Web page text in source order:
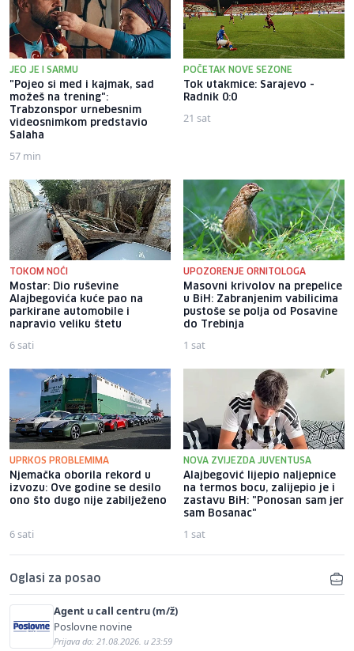
JEO JE I SARMU
"Pojeo si med i kajmak, sad
možeš na trening":
Trabzonspor urnebesnim
videosnimkom predstavio
Salaha
57 min
POČETAK NOVE SEZONE
Tok utakmice: Sarajevo -
Radnik 0:0
21 sat
TOKOM NOĆI
Mostar: Dio ruševine
Alajbegovića kuće pao na
parkirane automobile i
napravio veliku štetu
6 sati
UPOZORENJE ORNITOLOGA
Masovni krivolov na prepelice
u BiH: Zabranjenim vabilicima
pustoše se polja od Posavine
do Trebinja
1 sat
UPRKOS PROBLEMIMA
Njemačka oborila rekord u
izvozu: Ove godine se desilo
ono što dugo nije zabilježeno
6 sati
NOVA ZVIJEZDA JUVENTUSA
Alajbegović lijepio naljepnice
na termos bocu, zalijepio je i
zastavu BiH: "Ponosan sam jer
sam Bosanac"
1 sat
Oglasi za posao
Agent u call centru (m/ž)
Poslovne novine
Prijava do: 21.08.2026. u 23:59